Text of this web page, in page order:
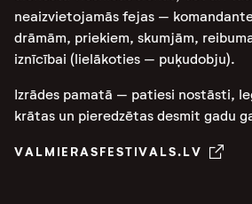
neaizvietojamās fejas –
drāmām, priekiem, skumjām,
iznīcībai (lielākoties – puķudobju).
Izrādes pamatā – patiesi nostāsti,
krātas un pieredzētas desmit gadu
VALMIERASFESTIVALS.LV